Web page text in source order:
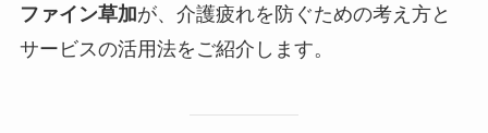
ファイン草加が、介護疲れを防ぐための考え方と
サービスの活用法をご紹介します。